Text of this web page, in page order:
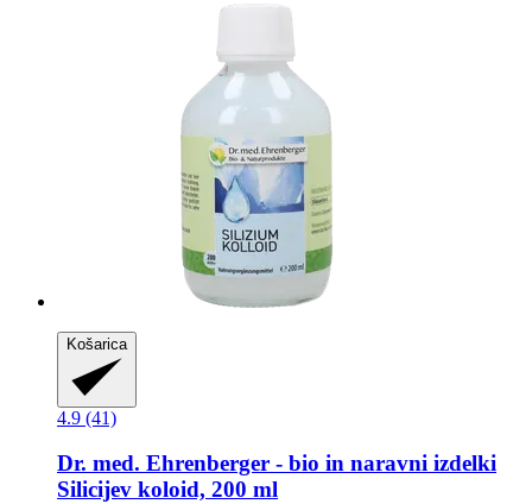
Košarica
4.9 (41)
Dr. med. Ehrenberger - bio in naravni izdelki
Silicijev koloid, 200 ml